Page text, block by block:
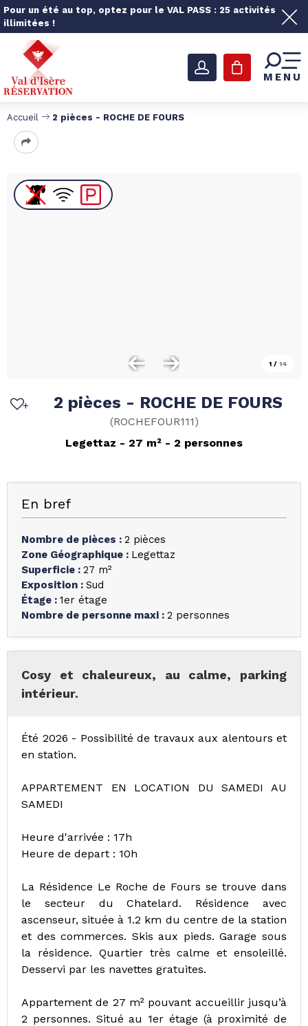
Pour un été au top, optez pour le VAL PASS : 25 activités
illimitées !
MENU
Accueil 2 pièces - ROCHE DE FOURS
1 / 14
2 pièces - ROCHE DE FOURS
(ROCHEFOUR111)
Legettaz
27 m² 2 personnes
En bref
Nombre de pièces : 2 pièces
Zone Géographique : Legettaz
Superficie : 27 m²
Exposition : Sud
Étage : 1er étage
Nombre de personne maxi : 2 personnes
Cosy et chaleureux, au calme, parking
intérieur.
Été 2026 - Possibilité de travaux aux alentours et
en station.
APPARTEMENT EN LOCATION DU SAMEDI AU
SAMEDI
Heure d'arrivée : 17h
Heure de depart : 10h
La Résidence Le Roche de Fours se trouve dans
le secteur du Chatelard. Résidence avec
ascenseur, située à 1.2 km du centre de la station
et des commerces. Skis aux pieds. Garage sous
la résidence. Quartier très calme et ensoleillé.
Desservi par les navettes gratuites.
Appartement de 27 m² pouvant accueillir jusqu’à
2 personnes. Situé au 1er étage (à proximité de